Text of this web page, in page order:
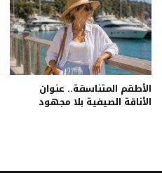
الأطقم المتناسقة.. عنوان
الأناقة الصيفية بلا مجهود